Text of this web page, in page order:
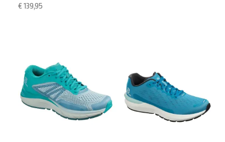
€ 139,95